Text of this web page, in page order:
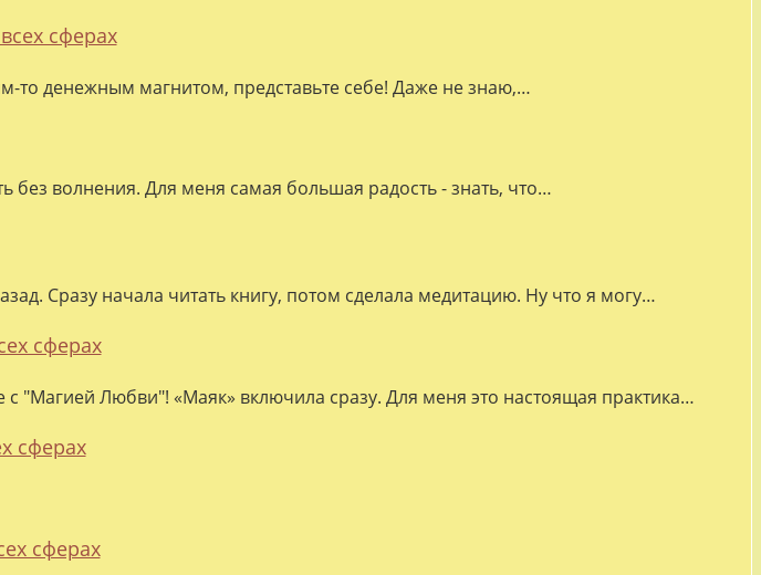
сферах
то денежным магнитом, представьте себе! Даже не знаю,…
волнения. Для меня самая большая радость - знать, что…
Сразу начала читать книгу, потом сделала медитацию. Ну что я могу…
сферах
"Магией Любви"! «Маяк» включила сразу. Для меня это настоящая практика…
сферах
сферах